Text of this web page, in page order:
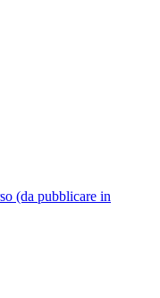
(da pubblicare in